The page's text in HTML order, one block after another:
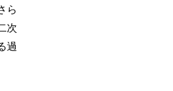
ら
次
過